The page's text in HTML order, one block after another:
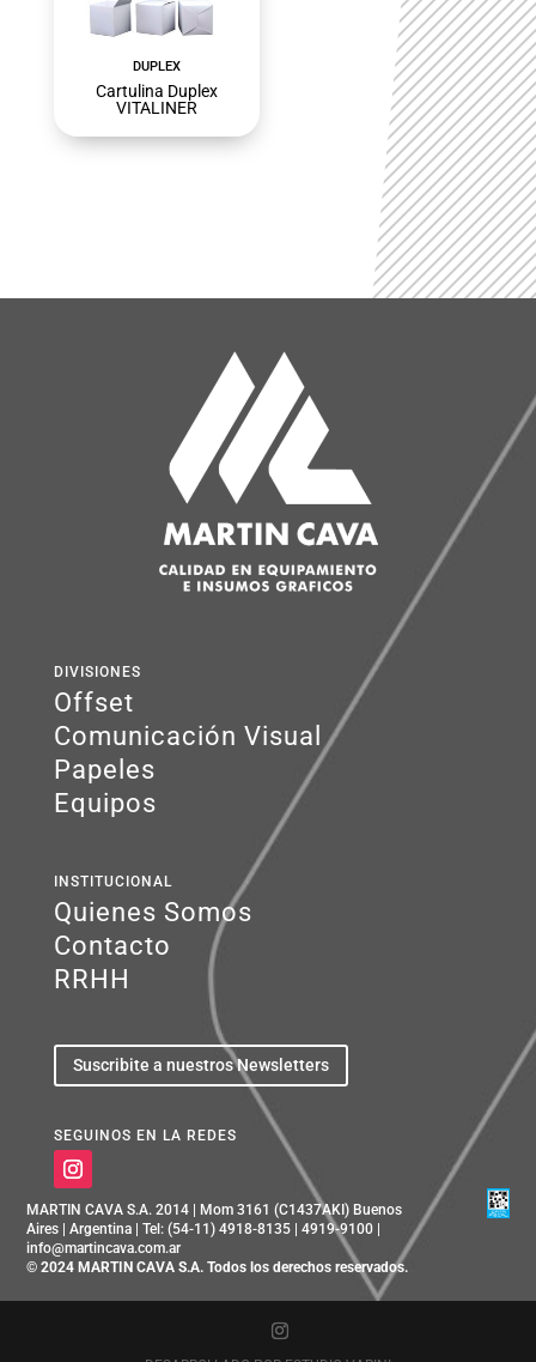
DUPLEX
Cartulina Duplex
VITALINER
DIVISIONES
Offset
Comunicación Visual
Papeles
Equipos
INSTITUCIONAL
Quienes Somos
Contacto
RRHH
Suscribite a nuestros Newsletters
SEGUINOS EN LA REDES
MARTIN CAVA S.A. 2014 | Mom 3161 (C1437AKI) Buenos
Aires | Argentina | Tel: (54-11) 4918-8135 | 4919-9100 |
info@martincava.com.ar
© 2024 MARTIN CAVA S.A. Todos los derechos reservados.